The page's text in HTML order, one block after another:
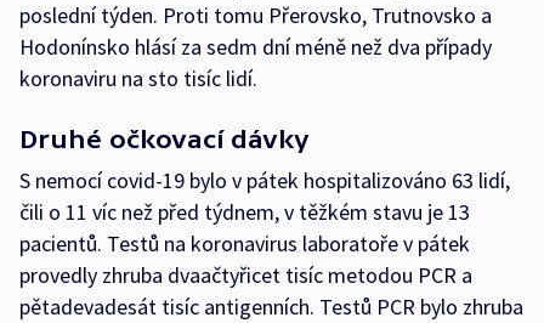
poslední týden. Proti tomu Přerovsko, Trutnovsko a
Hodonínsko hlásí za sedm dní méně než dva případy
koronaviru na sto tisíc lidí.
Druhé očkovací dávky
S nemocí covid-19 bylo v pátek hospitalizováno 63 lidí,
čili o 11 víc než před týdnem, v těžkém stavu je 13
pacientů. Testů na koronavirus laboratoře v pátek
provedly zhruba dvaačtyřicet tisíc metodou PCR a
pětadevadesát tisíc antigenních. Testů PCR bylo zhruba